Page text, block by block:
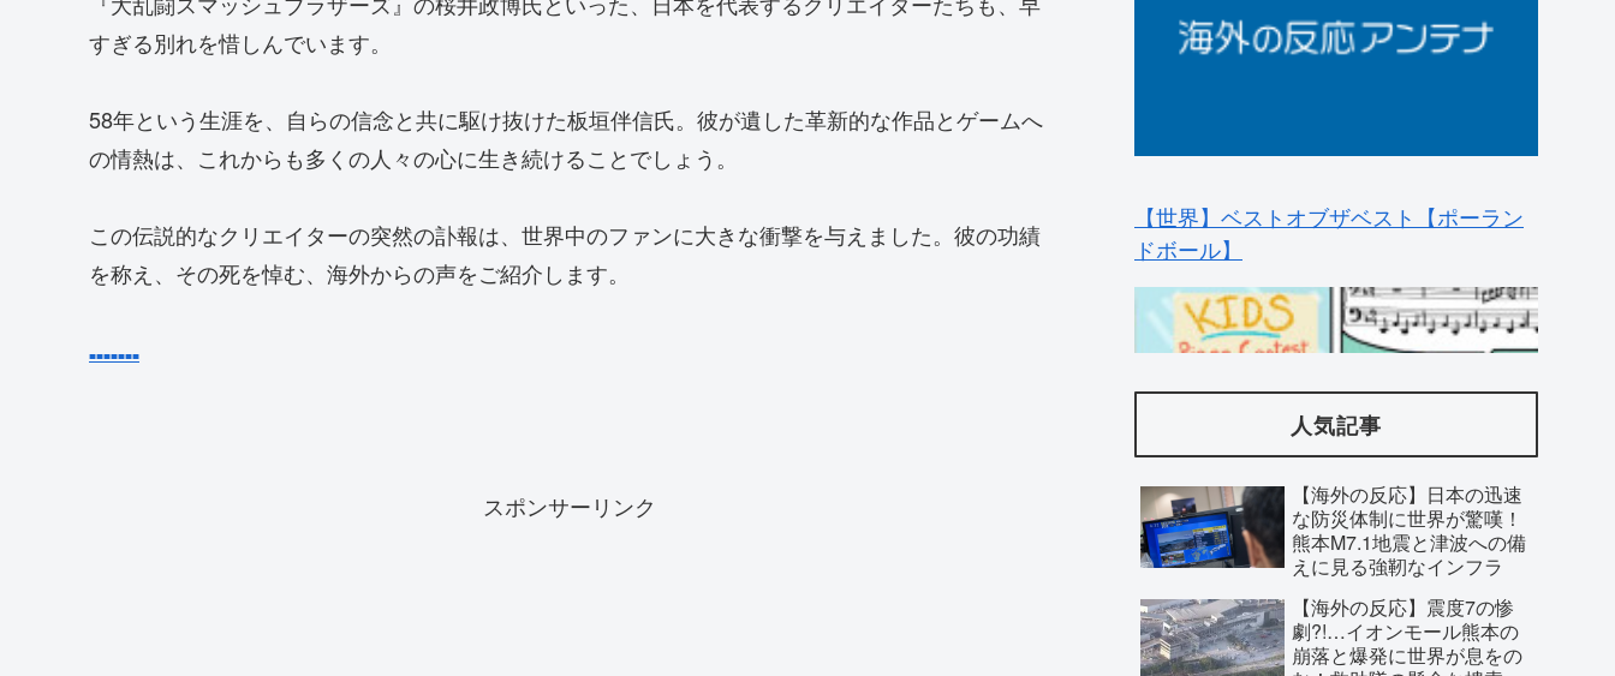
すぎる別れを惜しんでいます。
58年という生涯を、自らの信念と共に駆け抜けた板垣伴信氏。彼が遺した革新的な作品とゲームへ
の情熱は、これからも多くの人々の心に生き続けることでしょう。
この伝説的なクリエイターの突然の訃報は、世界中のファンに大きな衝撃を与えました。彼の功績
を称え、その死を悼む、海外からの声をご紹介します。
■■■■■■■
スポンサーリンク
海外「さすが日本！」日本とドイツの仕
事効率の差が分かる数字に海外が大騒ぎ
人気記事
【海外の反応】日本の迅速
な防災体制に世界が驚嘆！
えに見る強靭なインフラ
【海外の反応】震度7の惨
劇?!…イオンモール熊本の
む！救助隊の懸命な捜索に
寄せられた祈り
【海外の反応】日本の高校